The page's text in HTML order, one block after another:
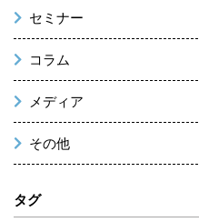
セミナー
コラム
メディア
その他
タグ